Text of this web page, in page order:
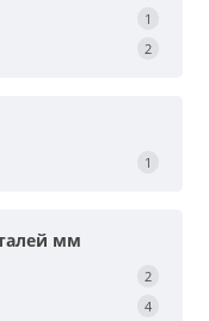
1
2
1
мм
2
4